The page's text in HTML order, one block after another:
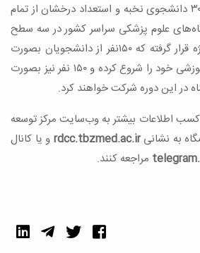
در این رویداد پژوهشی ۳۰۰ دانشجوی نخبه و استعداد درخشان از تمام
علوم پزشکی سراسر کشور در سه سطح
متفاوت تحت آموزش ویژه قرار گرفته که ۱۵۰نفر از دانشجویان بصورت
مجازی از ۶ مرداد دوره آموزشی خود را شروع کرده و ۱۵۰ نفر نیز بصورت
کسب اطلاعات بیشتر به وب‌سایت مرکز توسعه
به نشانیrdcc.tbzmed.ac.ir و یا کانال
مراجعه کنند.